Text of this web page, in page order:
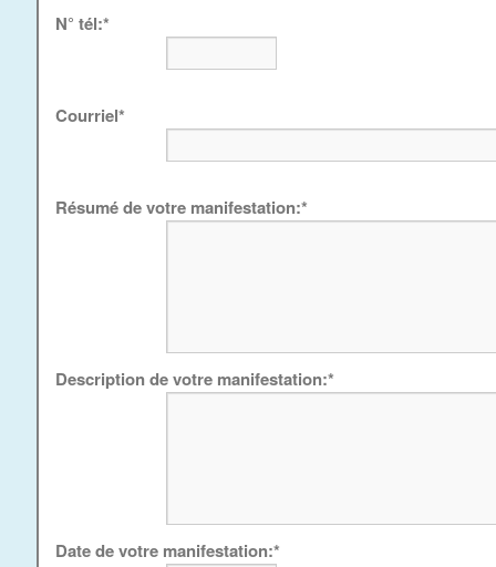
N° tél:*
Courriel*
Résumé de votre manifestation:*
Description de votre manifestation:*
Date de votre manifestation:*